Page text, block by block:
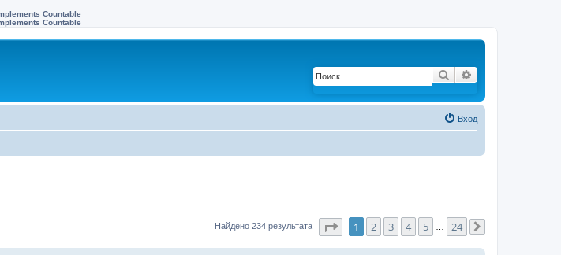
Countable
Countable
Поиск
Вход
Найдено 234 результата Страница 1 из24
1 2 3 4 5 24